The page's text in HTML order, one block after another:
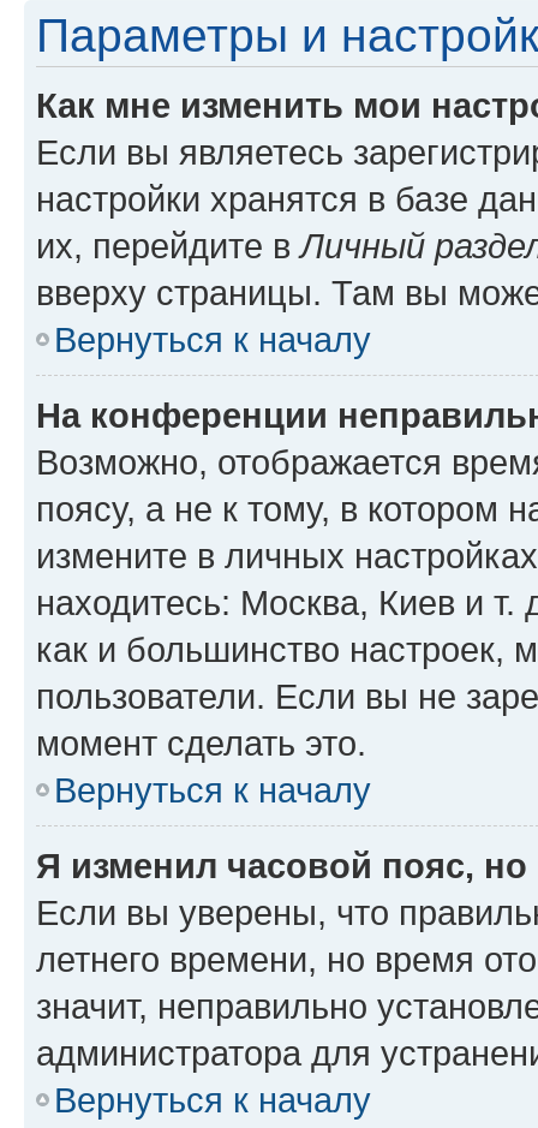
Параметры и
Как мне изменить мои
Если вы являетесь
настройки хранятся в базе
их, перейдите вЛичный
вверху страницы. Там вы
Вернуться к началу
На конференции
Возможно, отображается
поясу, а не к тому, в котором
измените в личных
находитесь: Москва, Киев и т.
как и большинство настроек,
пользователи. Если вы не
момент сделать это.
Вернуться к началу
Я изменил часовой пояс,
Если вы уверены, что
летнего времени, но время
значит, неправильно
администратора для
Вернуться к началу